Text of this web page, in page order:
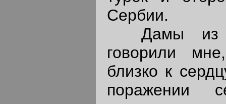
Сербии.
Дамы из
говорили
близко к